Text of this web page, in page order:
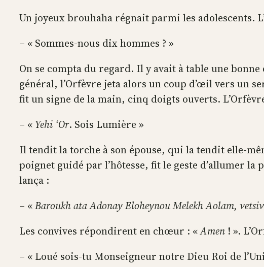
Un joyeux brouhaha régnait parmi les adolescents.
– « Sommes-nous dix hommes ? »
On se compta du regard. Il y avait à table une
général, l’Orfèvre jeta alors un coup d’œil vers un
fit un signe de la main, cinq doigts ouverts.
– « Yehi ‘Or. Sois Lumière »
Il tendit la torche à son épouse, qui la tendit elle-
poignet guidé par l’hôtesse, fit le geste d’allumer la
lança :
– «Baroukh ata Adonay Eloheynou Melekh Aolam,
Les convives répondirent en chœur : «Amen ! ».
– « Loué sois-tu Monseigneur notre Dieu Roi de